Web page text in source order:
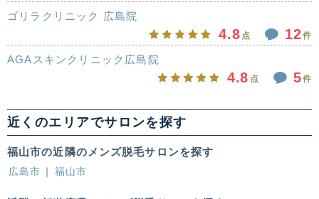
ゴリラクリニック 広島院
4.8 点 12件
AGAスキンクリニック広島院
4.8 点 5件
近くのエリアでサロンを探す
福山市の近隣のメンズ脱毛サロンを探す
広島市 福山市